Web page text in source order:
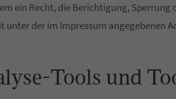
ein Recht, die Berichtigung, Sperrung
unter der im Impressum angegebenen
Tools und